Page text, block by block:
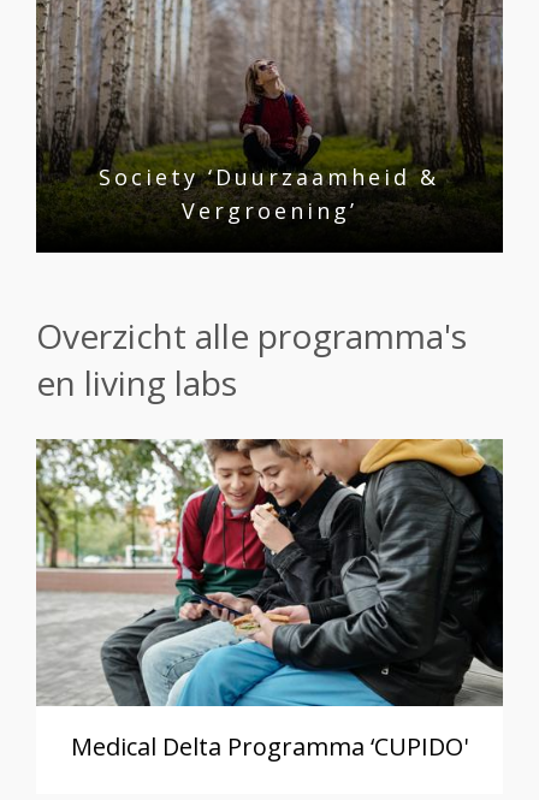
Society ‘Duurzaamheid &
Vergroening’
Overzicht alle programma's
en living labs
Medical Delta Programma ‘CUPIDO'